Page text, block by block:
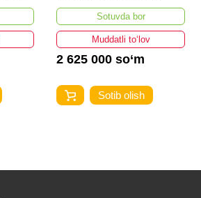
MMA/TIG Lift
Sotuvda bor
Muddatli to‘lov
2 625 000 so‘m
Sotib olish